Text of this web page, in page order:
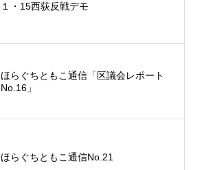
１・15西荻反戦デモ
ほらぐちともこ通信「区議会レポート
No.16」
ほらぐちともこ通信No.21